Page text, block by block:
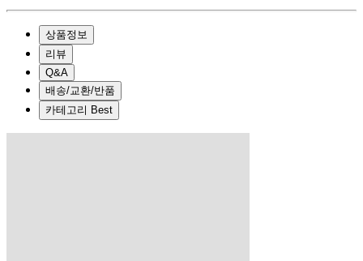
상품정보
리뷰
Q&A
배송/교환/반품
카테고리 Best